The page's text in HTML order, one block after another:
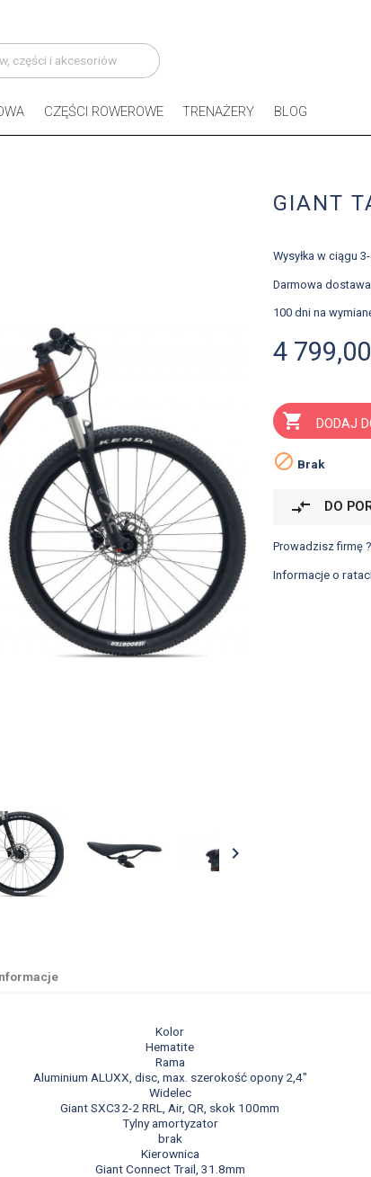
CZĘŚCI ROWEROWE TRENAŻERY BLOG

GIANT
Wysyłka w ciągu
Darmowa
100 dni na
4
 DODAJ
 Brak
compare_arrows DO
Prowadzisz firmę
Informacje o
Kolor
Hematite
Rama
Aluminium ALUXX, disc, max. szerokość opony 2,4"
Widelec
Giant SXC32-2 RRL, Air, QR, skok 100mm
Tylny amortyzator
brak
Kierownica
Giant Connect Trail, 31.8mm